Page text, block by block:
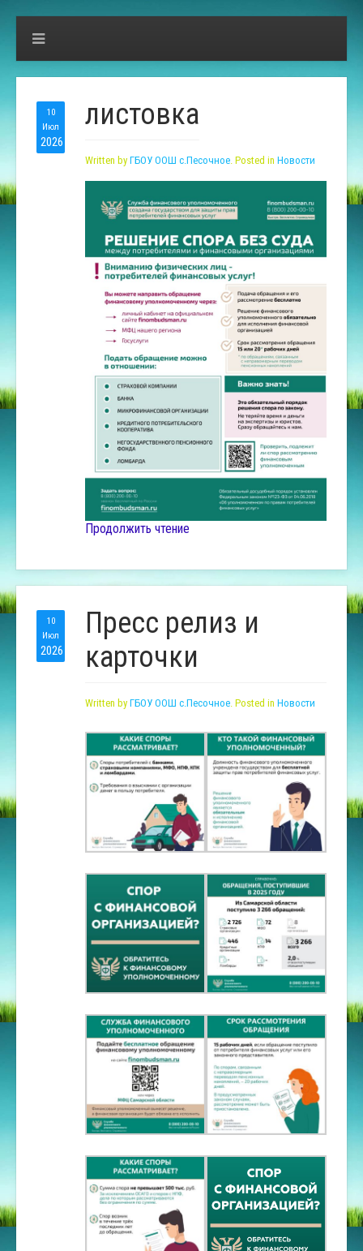
10
Июл
2026
листовка
Written by ГБОУ ООШ с.Песочное. Posted in Новости
Продолжить чтение
10
Июл
2026
Пресс релиз и
карточки
Written by ГБОУ ООШ с.Песочное. Posted in Новости